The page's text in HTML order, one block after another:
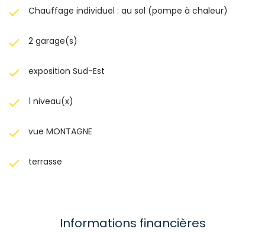
Chauffage individuel : au sol (pompe à chaleur)
2 garage(s)
exposition Sud-Est
1 niveau(x)
vue MONTAGNE
terrasse
Informations financières